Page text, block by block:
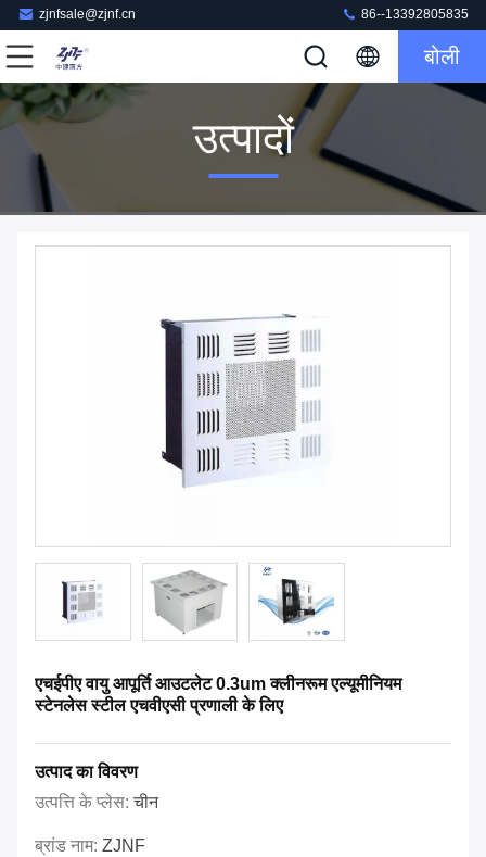
zjnfsale@zjnf.cn 86--13392805835
बोली
उत्पादों
एचईपीए वायु आपूर्ति आउटलेट 0.3um क्लीनरूम एल्यूमीनियम
स्टेनलेस स्टील एचवीएसी प्रणाली के लिए
उत्पाद का विवरण
उत्पत्ति के प्लेस:चीन
ब्रांड नाम: ZJNF